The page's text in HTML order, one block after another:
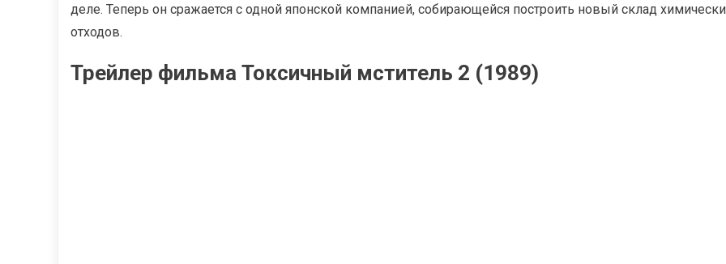
деле. Теперь он сражается с одной японской компанией, собирающейся построить новый склад
отходов.
Трейлер фильма Токсичный мститель 2 (1989)